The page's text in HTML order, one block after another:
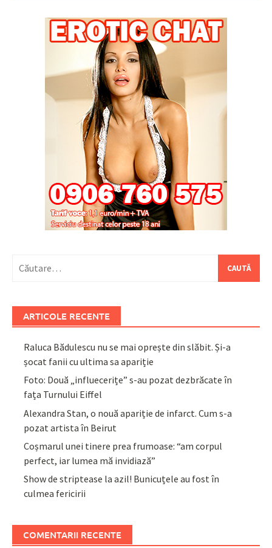
după:
ARTICOLE RECENTE
Raluca Bădulescu nu se mai oprește din slăbit. Și-a
șocat fanii cu ultima sa apariție
Foto: Două „influecerițe” s-au pozat dezbrăcate în
fața Turnului Eiffel
Alexandra Stan, o nouă apariție de infarct. Cum s-a
pozat artista în Beirut
Coșmarul unei tinere prea frumoase: “am corpul
perfect, iar lumea mă invidiază”
Show de striptease la azil! Bunicuțele au fost în
culmea fericirii
COMENTARII RECENTE